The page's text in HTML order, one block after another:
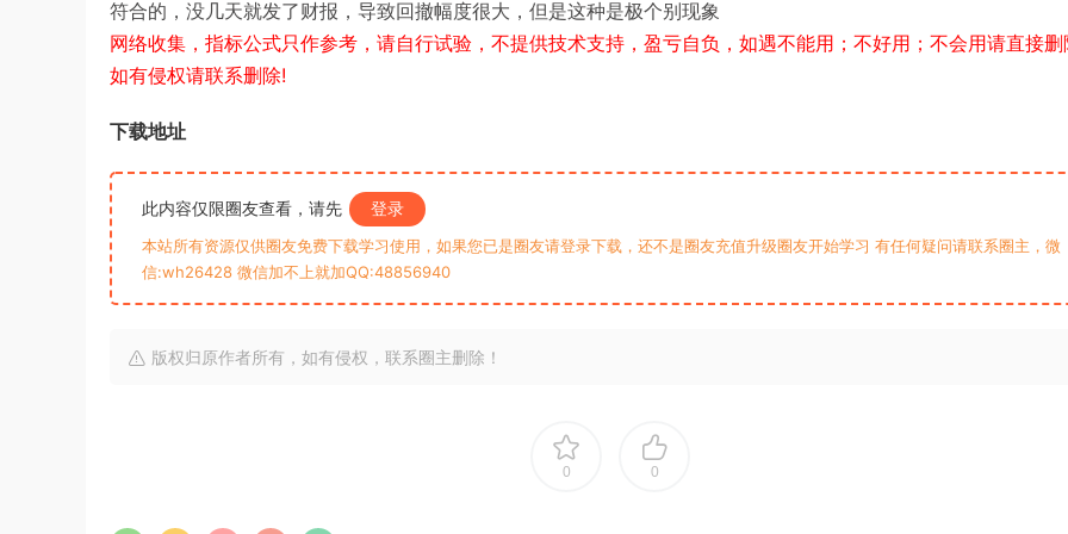
符合的，没几天就发了财报，导致回撤幅度很大，但是这种是极个别现象
网络收集，指标公式只作参考，请自行试验，不提供技术支持，盈亏自负，如遇不能用；不好用；不会用请直接删
如有侵权请联系删除!
下载地址
此内容仅限圈友查看，请先 登录
本站所有资源仅供圈友免费下载学习使用，如果您已是圈友请登录下载，还不是圈友充值升级圈友开始学习 有任何疑问请联系圈主，微
信:wh26428 微信加不上就加QQ:48856940
版权归原作者所有，如有侵权，联系圈主删除！
0 0